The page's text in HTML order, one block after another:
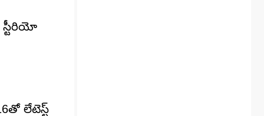
స్టీరియో
లేటెస్ట్